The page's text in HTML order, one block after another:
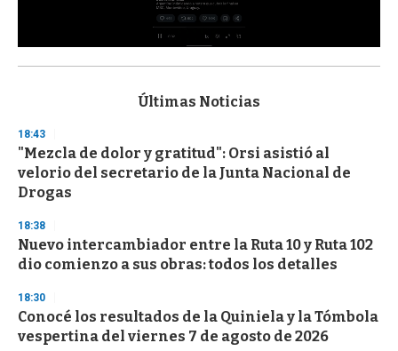
s
d
s
o
f
3
s
e
c
o
d
s
Últimas Noticias
18:43
"Mezcla de dolor y gratitud": Orsi asistió al
velorio del secretario de la Junta Nacional de
Drogas
18:38
Nuevo intercambiador entre la Ruta 10 y Ruta 102
dio comienzo a sus obras: todos los detalles
18:30
Conocé los resultados de la Quiniela y la Tómbola
vespertina del viernes 7 de agosto de 2026